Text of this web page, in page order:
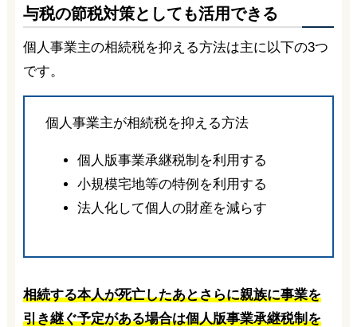
与税の節税対策としても活用できる
個人事業主の相続税を抑える方法は主に以下の3つ
です。
個人事業主が相続税を抑える方法
個人版事業承継税制を利用する
小規模宅地等の特例を利用する
法人化して個人の財産を減らす
相続する本人が死亡したあとさらに親族に事業を
引き継ぐ予定がある場合は個人版事業承継税制を